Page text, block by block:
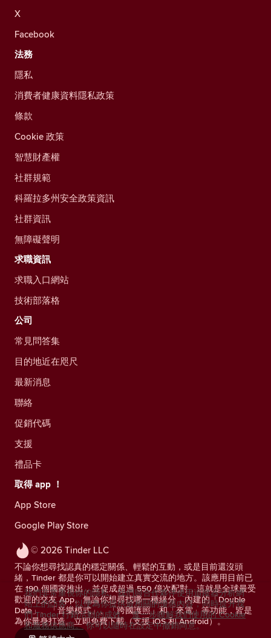
© 2026 Tinder LLC
不論你想尋找認真的穩定關係、輕鬆的互動，或是目前還沒頭
緒，Tinder 都是你可以開始建立真實交流的地方。該應用目前已
在 190 個國家推出，並促成超過 550 億次配對，這就是全球最受
歡迎的交友 App。無論你想尋找哪一種緣分，內建的「Double
Date」、「音樂模式」、「跨國護照」和「來電」等功能，皆是
為你量身打造。立即免費下載（支援 iOS 和 Android）。
X
Facebook
法務
隱私
消費者健康資料隱私政策
條款
Cookie 政策
智慧財產權
社群規範
科羅拉多州安全政策資訊
社群資訊
無障礙聲明
求職資訊
求職入口網站
技術部落格
公司
常見問答集
目的地近在咫尺
最新消息
聯絡
促銷代碼
支援
禮品卡
取得 app ！
App Store
Google Play Store
我們非常重視你的隱私。我們與合作夥伴使用追蹤器分析網
站上的訪客，以便為你提供最相關的優惠內容，同時提升我
們 Tinder 行銷活動的成效。 進一步瞭解我們使用的 Cookie
和服務供應商。 你可以隨時在設定中撤銷同意。